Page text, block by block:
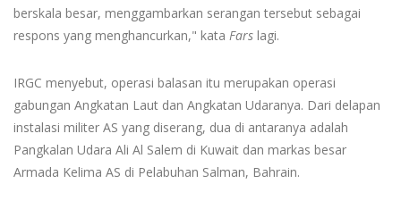
berskala besar, menggambarkan serangan tersebut sebagai
respons yang menghancurkan," kata Fars lagi.
IRGC menyebut, operasi balasan itu merupakan operasi
gabungan Angkatan Laut dan Angkatan Udaranya. Dari delapan
instalasi militer AS yang diserang, dua di antaranya adalah
Pangkalan Udara Ali Al Salem di Kuwait dan markas besar
Armada Kelima AS di Pelabuhan Salman, Bahrain.